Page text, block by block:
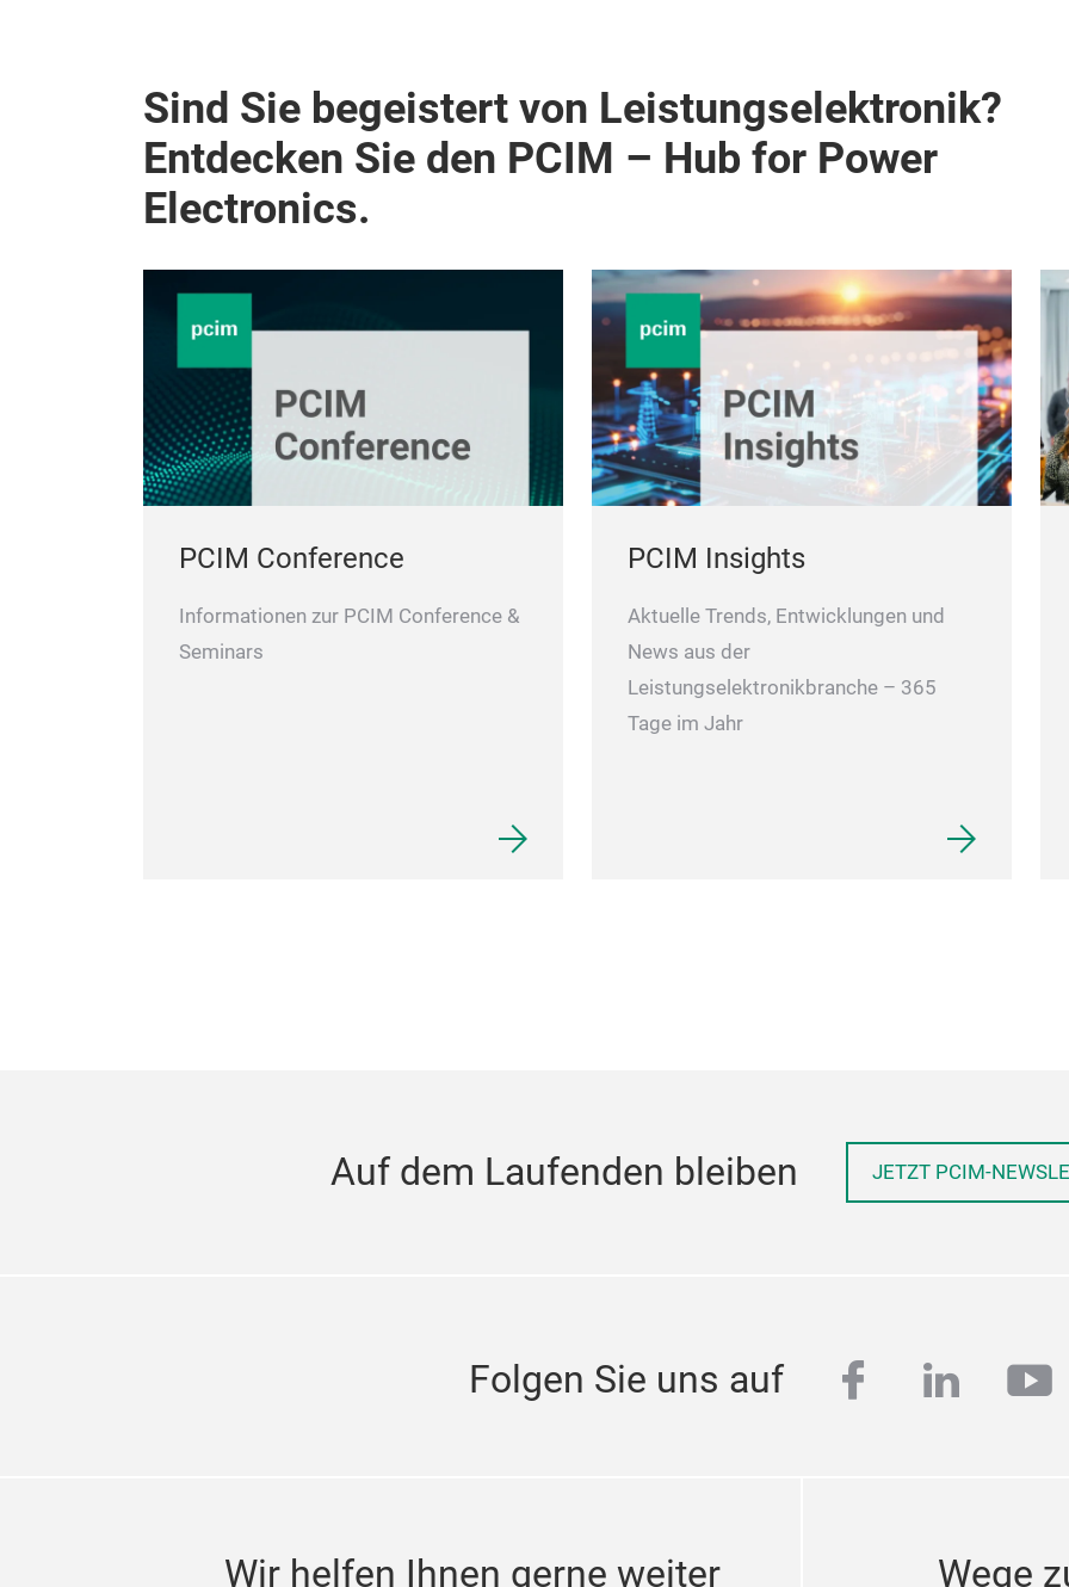
Sind Sie begeistert von Leistungselektronik?
Entdecken Sie den PCIM – Hub for Power
Electronics.
PCIM Conference
Informationen zur PCIM Conference &
Seminars
PCIM Insights
Aktuelle Trends, Entwicklungen und
News aus der
Leistungselektronikbranche – 365
Tage im Jahr
Auf dem Laufenden bleiben JETZT PCIM-
Folgen Sie uns auf facebook
linkedin
Wir helfen Ihnen gerne weiter Wege